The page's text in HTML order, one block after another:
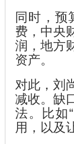
同时，预
费，中央
润，地方
资产。
对此，刘
减收。缺
法。比如
用，以及